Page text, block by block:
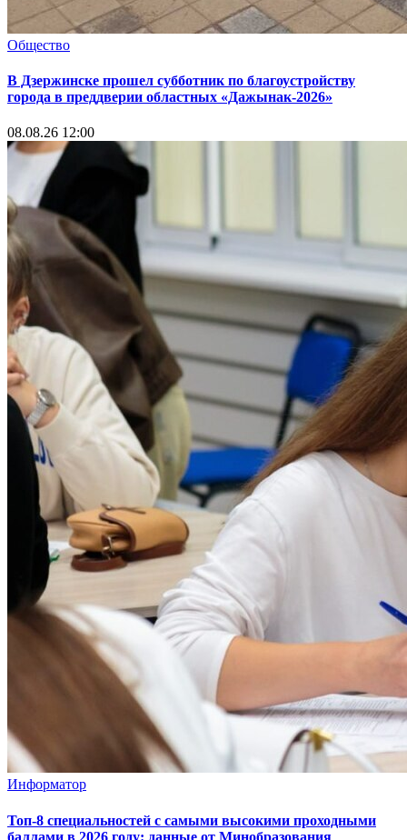
Общество
В Дзержинске прошел субботник по благоустройству
города в преддверии областных «Дажынак-2026»
08.08.26 12:00
Информатор
Топ-8 специальностей с самыми высокими проходными
баллами в 2026 году: данные от Минобразования